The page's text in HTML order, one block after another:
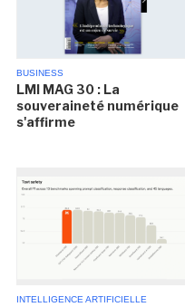
BUSINESS
LMI MAG 30 : La
souveraineté numérique
s'affirme
INTELLIGENCE ARTIFICIELLE